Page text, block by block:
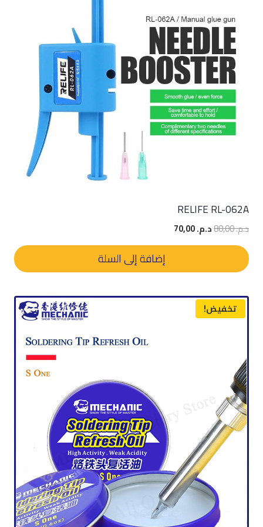
RELIFE RL-062A
د.م.80,00
السعر
الأصلي
د.م. 80,00.
د.م.
الحالي
هو:
د.م. 70,00.
إضافة إلى السلة
تخفيض!